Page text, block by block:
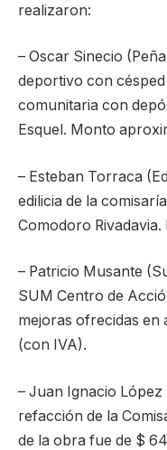
realizaron:
– Oscar Sinecio
deportivo con
comunitaria con
Esquel. Monto
– Esteban Torraca
edilicia de la
Comodoro
– Patricio Musante
SUM Centro de
mejoras ofrecidas en
(con IVA).
– Juan Ignacio
refacción de la
de la obra fue de $